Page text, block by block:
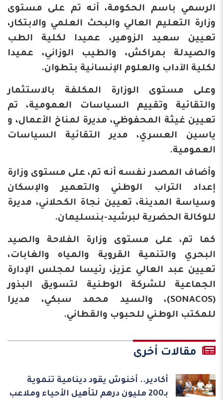
الرسمي باسم الحكومة، أنه تم على مستوى
وزارة التعليم العالي والبحث العلمي والابتكار،
تعيين سعيد الزوهير، عميدا لكلية الطب
والصيدلة بمراكش، والطيب الوزاني، عميدا
لكلية الآداب والعلوم الإنسانية بتطوان.
وعلى مستوى الوزارة المكلفة بالاستثمار
والتقائية وتقييم السياسات العمومية، تم
تعيين غيثة المحفوظي، مديرة لمناخ الأعمال، و
ياسين العسري، مدير التقائية السياسات
العمومية.
وأضاف المصدر نفسه أنه تم، على مستوى وزارة
إعداد التراب الوطني والتعمير والإسكان
وسياسة المدينة، تعيين نجاة الكحلاني، مديرة
للوكالة الحضرية لبرشيد-بنسليمان.
كما تم، على مستوى وزارة الفلاحة والصيد
البحري والتنمية القروية والمياه والغابات،
تعيين عبد العالي عزيز، رئيسا لمجلس الإدارة
الجماعية للشركة الوطنية لتسويق البذور
(SONACOS)، والسيد محمد سبكي، مديرا
للمكتب الوطني للحبوب والقطاني.
مقالات أخرى
أكادير.. أخنوش يقود دينامية تنموية
بـ200 مليون درهم لتأهيل الأحياء وملاعب